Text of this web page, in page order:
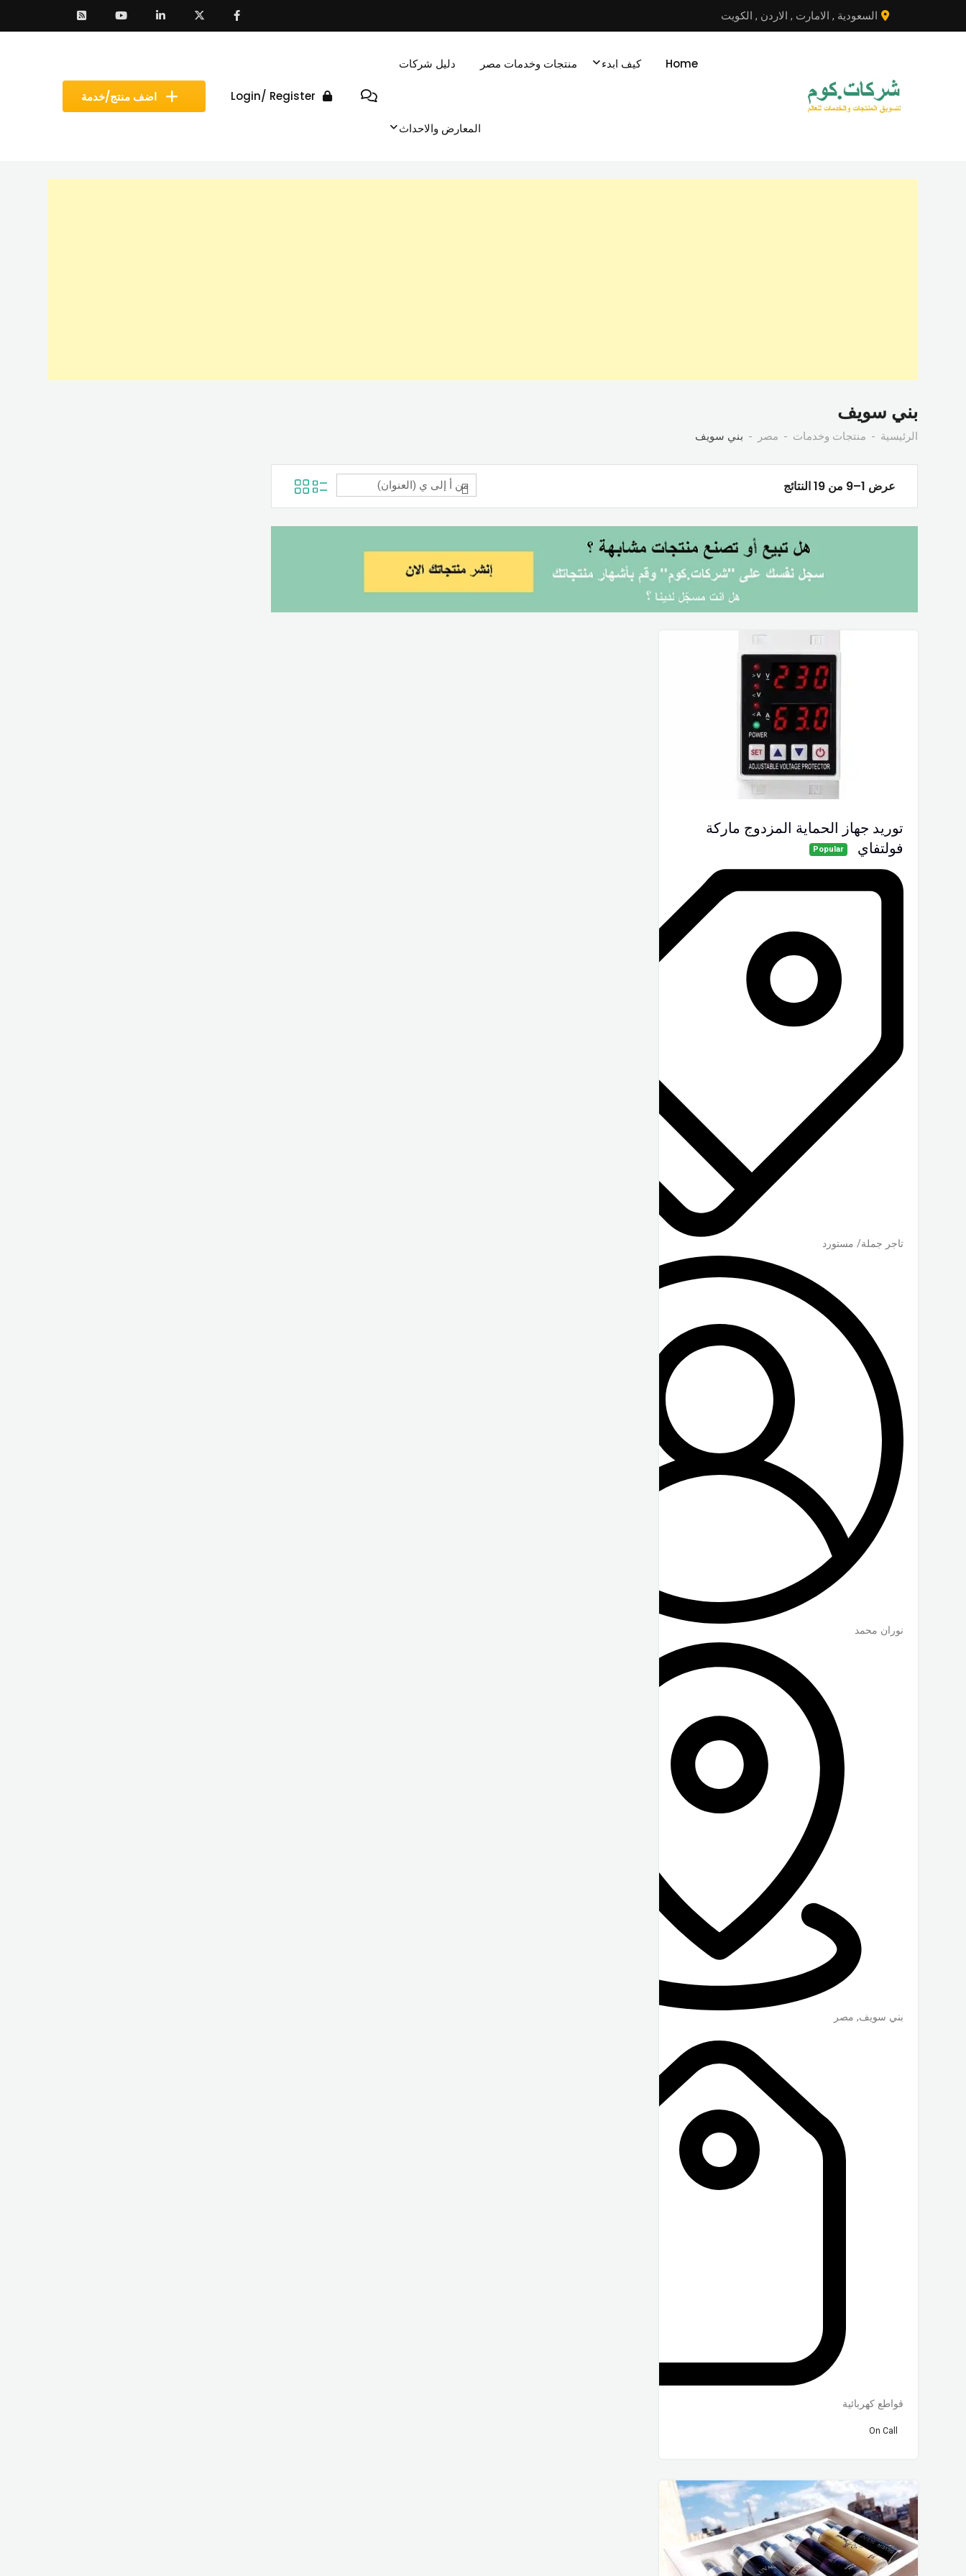
إلى
السعودية , الامارت , الاردن , الكويت
اضف منتج/خدمة Login/ Register
Home كيف ابدء منتجات وخدمات مصر دليل شركات
المعارض والاحداث
بني سويف
الرئيسية منتجات وخدمات مصر بني سويف
عرض 1–9 من 19 النتائج
توريد جهاز الحماية المزدوج ماركة
فولتفاي
Popular
تاجر جملة/ مستورد
نوران محمد
بني سويف, مصر
قواطع كهربائية
On Call